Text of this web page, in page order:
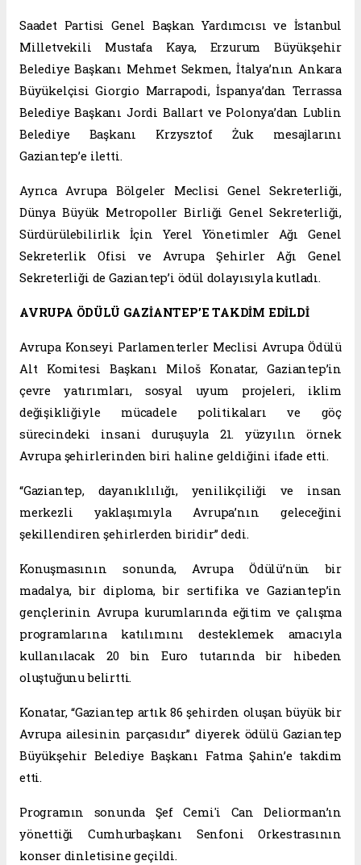
Saadet Partisi Genel Başkan Yardımcısı ve İstanbul
Milletvekili Mustafa Kaya, Erzurum Büyükşehir
Belediye Başkanı Mehmet Sekmen, İtalya’nın Ankara
Büyükelçisi Giorgio Marrapodi, İspanya’dan Terrassa
Belediye Başkanı Jordi Ballart ve Polonya’dan Lublin
Belediye Başkanı Krzysztof Żuk mesajlarını
Gaziantep’e iletti.
Ayrıca Avrupa Bölgeler Meclisi Genel Sekreterliği,
Dünya Büyük Metropoller Birliği Genel Sekreterliği,
Sürdürülebilirlik İçin Yerel Yönetimler Ağı Genel
Sekreterlik Ofisi ve Avrupa Şehirler Ağı Genel
Sekreterliği de Gaziantep’i ödül dolayısıyla kutladı.
AVRUPA ÖDÜLÜ GAZİANTEP’E TAKDİM EDİLDİ
Avrupa Konseyi Parlamenterler Meclisi Avrupa Ödülü
Alt Komitesi Başkanı Miloš Konatar, Gaziantep’in
çevre yatırımları, sosyal uyum projeleri, iklim
değişikliğiyle mücadele politikaları ve göç
sürecindeki insani duruşuyla 21. yüzyılın örnek
Avrupa şehirlerinden biri haline geldiğini ifade etti.
“Gaziantep, dayanıklılığı, yenilikçiliği ve insan
merkezli yaklaşımıyla Avrupa’nın geleceğini
şekillendiren şehirlerden biridir” dedi.
Konuşmasının sonunda, Avrupa Ödülü’nün bir
madalya, bir diploma, bir sertifika ve Gaziantep’in
gençlerinin Avrupa kurumlarında eğitim ve çalışma
programlarına katılımını desteklemek amacıyla
kullanılacak 20 bin Euro tutarında bir hibeden
oluştuğunu belirtti.
Konatar, “Gaziantep artık 86 şehirden oluşan büyük bir
Avrupa ailesinin parçasıdır” diyerek ödülü Gaziantep
Büyükşehir Belediye Başkanı Fatma Şahin’e takdim
etti.
Programın sonunda Şef Cemi'i Can Deliorman’ın
yönettiği Cumhurbaşkanı Senfoni Orkestrasının
konser dinletisine geçildi.